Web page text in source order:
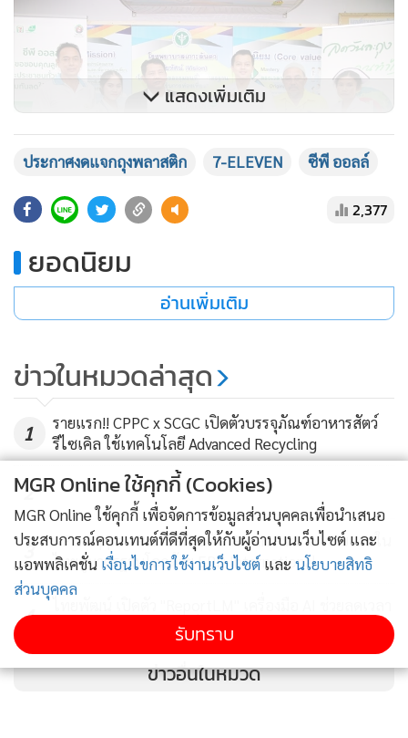
แสดงเพิ่มเติม
ประกาศงดแจกถุงพลาสติก 7-ELEVEN ซีพี ออลล์
2,377
ยอดนิยม
อ่านเพิ่มเติม
ข่าวในหมวดล่าสุด
1
รายแรก!! CPPC x SCGC เปิดตัวบรรจุภัณฑ์อาหารสัตว์
รีไซเคิล ใช้เทคโนโลยี Advanced Recycling
2
3
AP x Nippon Paint ยกระดับ Green Partner รายแรกใน
ไทยสู่มาตรฐานโลกด้วย EPD International
4
การจัดทำรายงานความยั่งยืนลง 60%
ข่าวอื่นในหมวด
MGR Online ใช้คุกกี้ (Cookies)
MGR Online ใช้คุกกี้ เพื่อจัดการข้อมูลส่วนบุคคลเพื่อนำเสนอ
ประสบการณ์คอนเทนต์ที่ดีที่สุดให้กับผู้อ่านบนเว็บไซต์ และ
แอพพลิเคชั่น เงื่อนไขการใช้งานเว็บไซต์ และ นโยบายสิทธิ
ส่วนบุคคล
รับทราบ